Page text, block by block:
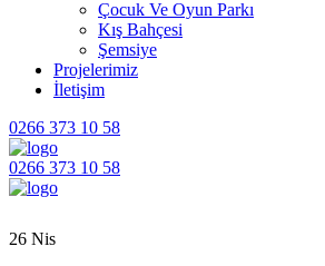
Çocuk Ve Oyun Parkı
Kış Bahçesi
Şemsiye
Projelerimiz
İletişim
0266 373 10 58
0266 373 10 58
26 Nis